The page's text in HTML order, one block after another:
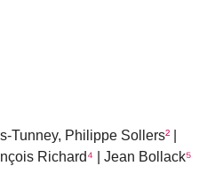
Tunney, Philippe Sollers²
Richard⁴ | Jean Bollack⁵